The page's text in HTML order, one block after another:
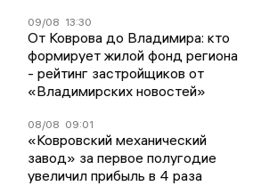
09/08 13:30
От Коврова до Владимира: кто
формирует жилой фонд региона
- рейтинг застройщиков от
«Владимирских новостей»
08/08 09:01
«Ковровский механический
завод» за первое полугодие
увеличил прибыль в 4 раза